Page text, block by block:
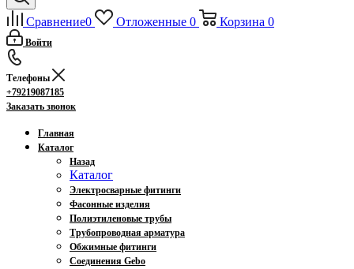
Сравнение0 Отложенные 0 Корзина 0
Войти
Телефоны
+79219087185
Заказать звонок
Главная
Каталог
Назад
Каталог
Электросварные фитинги
Фасонные изделия
Полиэтиленовые трубы
Трубопроводная арматура
Обжимные фитинги
Соединения Gebo